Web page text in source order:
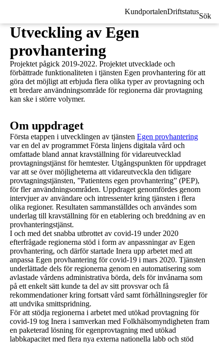
KundportalenDriftstatus
Sök
Utveckling av Egen
provhantering
Projektet pågick 2019-2022. Projektet utvecklade och
förbättrade funktionaliteten i tjänsten Egen provhantering för att
göra det möjligt att erbjuda flera olika typer av provtagning och
ett bredare användningsområde för regionerna där provtagning
kan ske i större volymer.
Om uppdraget
Första etappen i utvecklingen av tjänsten Egen provhantering
var en del av programmet Första linjens digitala vård och
omfattade bland annat kravställning för vidareutvecklad
provtagningstjänst för hemtester. Utgångspunkten för uppdraget
var att se över möjligheterna att vidareutveckla den tidigare
provtagningstjänsten, ”Patientens egen provhantering” (PEP),
för fler användningsområden. Uppdraget genomfördes genom
intervjuer av användare och intressenter kring tjänsten i flera
olika regioner. Resultaten sammanställdes och användes som
underlag till kravställning för en etablering och breddning av en
provhanteringstjänst.
I och med det snabba utbrottet av covid-19 under 2020
efterfrågade regionerna stöd i form av anpassningar av Egen
provhantering, och därför startade Inera upp arbetet med att
anpassa Egen provhantering för covid-19 i mars 2020. Tjänsten
underlättade dels för regionerna genom en automatisering som
avlastade vårdens administrativa börda, dels för invånarna som
på ett enkelt sätt kunde ta del av sitt provsvar och få
rekommendationer kring fortsatt vård samt förhållningsregler för
att undvika smittspridning.
För att stödja regionerna i arbetet med utökad provtagning för
covid-19 tog Inera i samverkan med Folkhälsomyndigheten fram
en paketerad lösning för egenprovtagning med utökad
labbkapacitet med flera nya externa nationella labb och stöd